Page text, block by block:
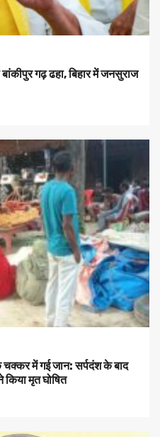
गढ़ ढहा, बिहार में जनसुराज
में गई जान: सर्पदंश के बाद
किया मृत घोषित